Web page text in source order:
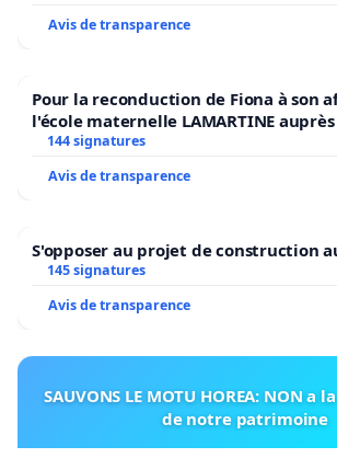
Avis de transparence
Pour la reconduction de Fiona à son
l'école maternelle LAMARTINE auprès
2026/2027
144 signatures
Avis de transparence
S'opposer au projet de construction
145 signatures
Avis de transparence
SAUVONS LE MOTU HOREA: NON
de notre patrimoine